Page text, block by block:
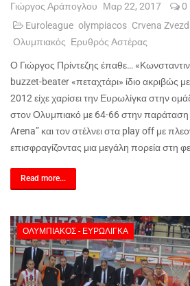
Γιώργος Αράπογλου Μαρ 22, 2017
0
Euroleague olympiacos Crvena
Ολυμπιακός Ερυθρός Αστέρας
Ο Γιώργος Πρίντεζης έπαθε…
buzzet-beater«πεταχτάρι» ίδιο ακριβώς
2012 είχε χαρίσει την Ευρωλίγκα στην
στον Ολυμπιακό με 64-66 στην παράταση
Arena” και τον στέλνει στα playoff με
επισφραγίζοντας μια μεγάλη πορεία στη
Read more...
ΟΛΥΜΠΙΑΚΌΣ - ΕΥΡΩΛΊΓΚΑ